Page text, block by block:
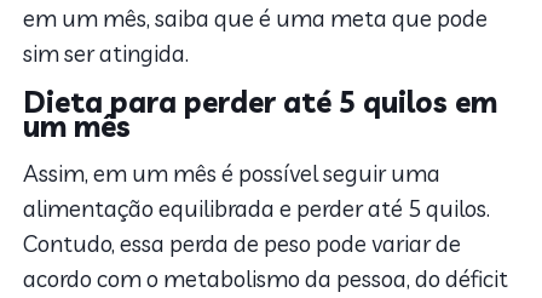
em um mês, saiba que é uma meta que pode
sim ser atingida.
Dieta para perder até 5 quilos em
um mês
Assim, em um mês é possível seguir uma
alimentação equilibrada e perder até 5 quilos.
Contudo, essa perda de peso pode variar de
acordo com o metabolismo da pessoa, do déficit